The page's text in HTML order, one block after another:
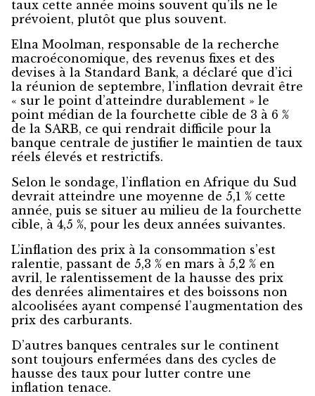
taux cette année moins souvent qu’ils ne le
prévoient, plutôt que plus souvent.
Elna Moolman, responsable de la recherche
macroéconomique, des revenus fixes et des
devises à la Standard Bank, a déclaré que d’ici
la réunion de septembre, l’inflation devrait être
« sur le point d’atteindre durablement » le
point médian de la fourchette cible de 3 à 6 %
de la SARB, ce qui rendrait difficile pour la
banque centrale de justifier le maintien de taux
réels élevés et restrictifs.
Selon le sondage, l’inflation en Afrique du Sud
devrait atteindre une moyenne de 5,1 % cette
année, puis se situer au milieu de la fourchette
cible, à 4,5 %, pour les deux années suivantes.
L’inflation des prix à la consommation s’est
ralentie, passant de 5,3 % en mars à 5,2 % en
avril, le ralentissement de la hausse des prix
des denrées alimentaires et des boissons non
alcoolisées ayant compensé l’augmentation des
prix des carburants.
D’autres banques centrales sur le continent
sont toujours enfermées dans des cycles de
hausse des taux pour lutter contre une
inflation tenace.